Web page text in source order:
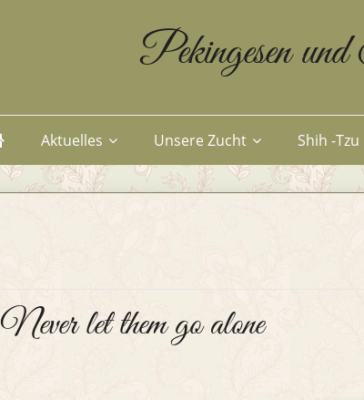
Pekingesen
Aktuelles Unsere Zucht Shih -Tzu
Never let them go alone